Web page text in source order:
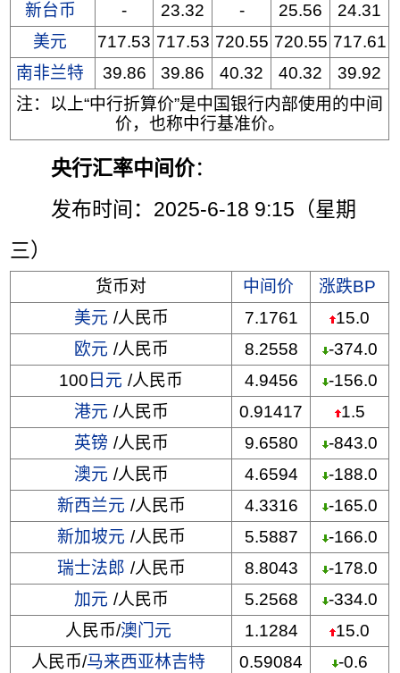
新台币 - 23.32 - 25.56
24.31
美元
717.53 717.53 720.55 720.55 717.61
南非兰特
39.86 39.86 40.32 40.32
39.92
注：以上“中行折算价”是中国银行内部使用的中间
价，也称中行基准价。
央行汇率中间价：
发布时间：2025-6-18 9:15（星期
三）
货币对 中间价
涨跌BP
美元 /人民币 7.1761
15.0
欧元 /人民币 8.2558
-374.0
100 日元 /人民币 4.9456
-156.0
港元 /人民币 0.91417
1.5
英镑 /人民币 9.6580
-843.0
澳元 /人民币 4.6594
-188.0
新西兰元 /人民币 4.3316
-165.0
新加坡元 /人民币 5.5887
-166.0
瑞士法郎 /人民币 8.8043
-178.0
加元 /人民币 5.2568
-334.0
人民币/澳门元 1.1284
15.0
人民币/马来西亚林吉特 0.59084
-0.6